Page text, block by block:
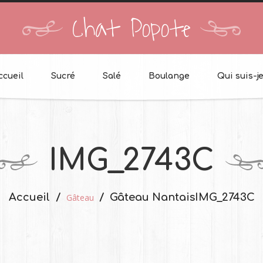
Chat Popote
Sucré Salé Boulange Qui suis-
IMG_2743C
Accueil Gâteau Gâteau NantaisIMG_2743C